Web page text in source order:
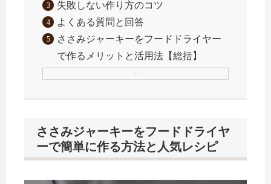
失敗しない作り方のコツ
よくある質問と回答
ささみジャーキーをフードドライヤー
で作るメリットと活用法【総括】
ささみジャーキーをフードドライヤ
ーで簡単に作る方法と人気レシピ